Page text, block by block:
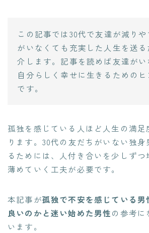
この記事では30代で友達が減り
がいなくても充実した人生を送
介します。記事を読めば友達が
自分らしく幸せに生きるための
です。
孤独を感じている人ほど人生の満足
ります。30代の友だちがいない独
るためには、人付き合いを少しずつ
薄めていく工夫が必要です。
本記事が孤独で不安を感じている
良いのかと迷い始めた男性の参考に
います。